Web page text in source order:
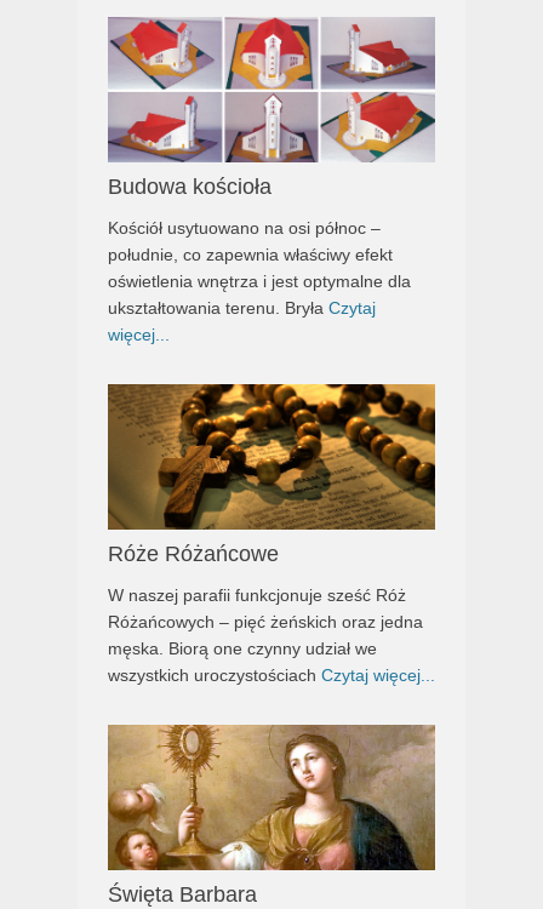
Budowa kościoła
Kościół usytuowano na osi północ –
południe, co zapewnia właściwy efekt
oświetlenia wnętrza i jest optymalne dla
ukształtowania terenu. Bryła Czytaj
więcej...
Róże Różańcowe
W naszej parafii funkcjonuje sześć Róż
Różańcowych – pięć żeńskich oraz jedna
męska. Biorą one czynny udział we
wszystkich uroczystościach Czytaj więcej...
Święta Barbara